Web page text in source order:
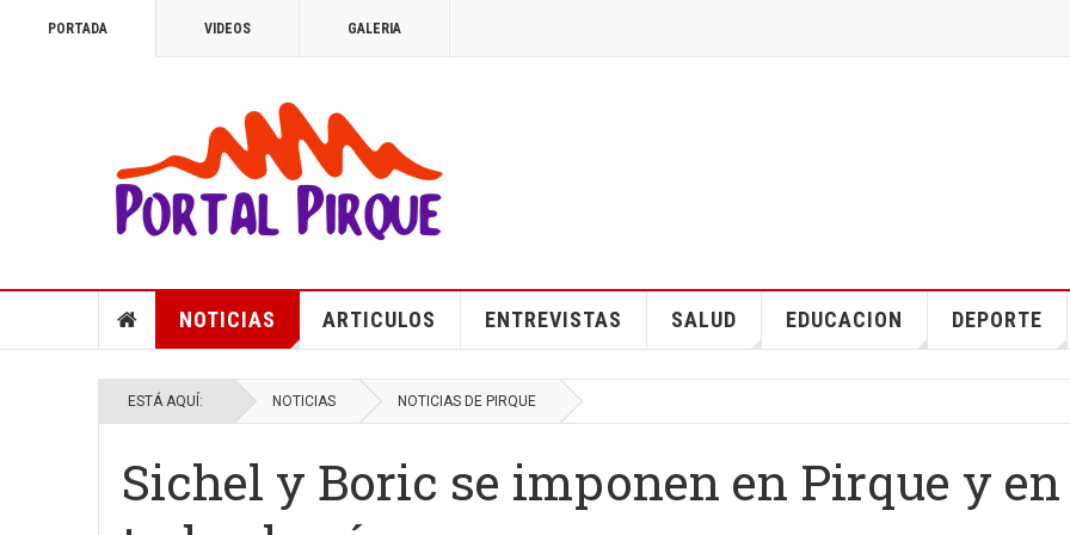
PORTADA VIDEOS GALERIA
NOTICIAS ARTICULOS ENTREVISTAS SALUD EDUCACION DEPORTE
ESTÁ AQUÍ: NOTICIAS NOTICIAS DE PIRQUE
Sichel y Boric se imponen en Pirque y en